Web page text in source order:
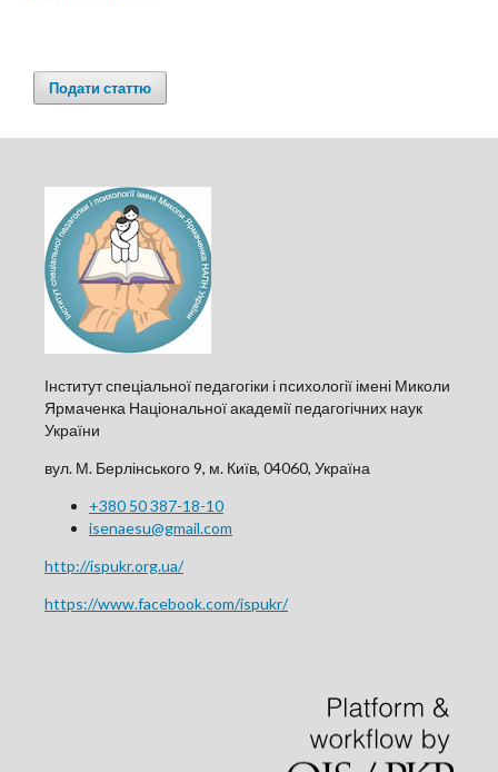
Подати статтю
Інститут спеціальної педагогіки і психології імені Миколи
Ярмаченка Національної академії педагогічних наук
України
вул. М. Берлінського 9, м. Київ, 04060, Україна
+380 50 387-18-10
isenaesu@gmail.com
http://ispukr.org.ua/
https://www.facebook.com/ispukr/